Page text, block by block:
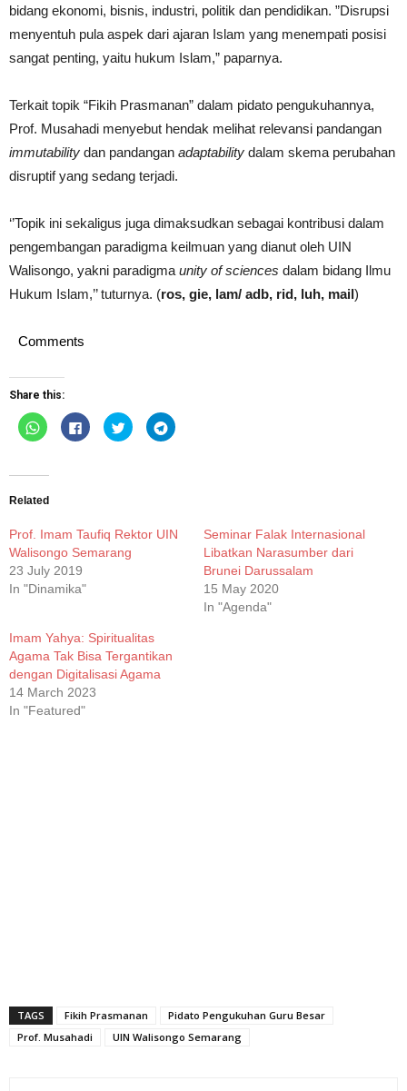
bidang ekonomi, bisnis, industri, politik dan pendidikan. ”Disrupsi
menyentuh pula aspek dari ajaran Islam yang menempati posisi
sangat penting, yaitu hukum Islam,” paparnya.
Terkait topik “Fikih Prasmanan” dalam pidato pengukuhannya,
Prof. Musahadi menyebut hendak melihat relevansi pandangan
immutability dan pandangan adaptability dalam skema perubahan
disruptif yang sedang terjadi.
‘’Topik ini sekaligus juga dimaksudkan sebagai kontribusi dalam
pengembangan paradigma keilmuan yang dianut oleh UIN
Walisongo, yakni paradigma unity of sciences dalam bidang Ilmu
Hukum Islam,’’ tuturnya. (ros, gie, lam/ adb, rid, luh, mail)
Comments
Share this:
Click
to
share
(Opens
new
Click
to
share
Click
to
share
Click
to
Related
Prof. Imam Taufiq Rektor UIN
Walisongo Semarang
23 July 2019
In "Dinamika"
Seminar Falak Internasional
Libatkan Narasumber dari
Brunei Darussalam
15 May 2020
In "Agenda"
Imam Yahya: Spiritualitas
Agama Tak Bisa Tergantikan
dengan Digitalisasi Agama
14 March 2023
In "Featured"
TAGS Fikih Prasmanan
Pidato Pengukuhan Guru Besar
Prof. Musahadi
UIN Walisongo Semarang